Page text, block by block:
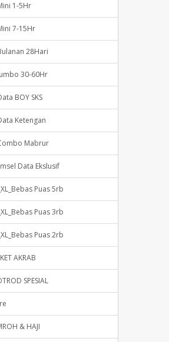
1-5Hr
7-15Hr
28Hari
30-60Hr
BOY SKS
Ketengan
Mabrur
Data Ekslusif
Puas 5rb
Puas 3rb
Puas 2rb
AKRAB
SPESIAL
& HAJI